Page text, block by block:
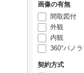
画像の有無
間取図付
外観
内観
360°パノ
契約方式